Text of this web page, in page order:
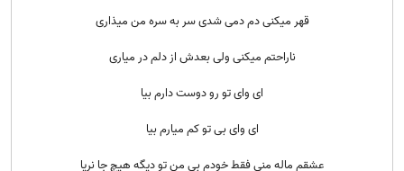
قهر میکنی دم دمی شدی سر به سره من میذاری
ناراحتم میکنی ولی بعدش از دلم در میاری
ای وای تو رو دوست دارم بیا
ای وای بی تو کم میارم بیا
عشقم ماله منی فقط خودم بی من تو دیگه هیچ جا نریا